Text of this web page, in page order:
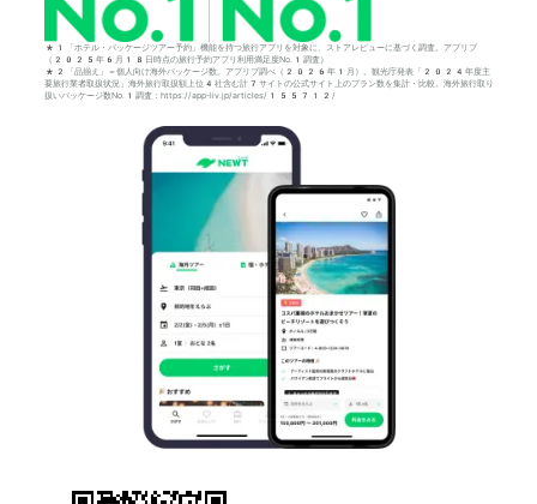
*1「ホテル・パッケージツアー予約」機能を持つ旅行アプリを対象に、ストアレビューに基づく調査。アプリブ
（2025年6月18日時点の旅行予約アプリ利用満足度No.1調査）
*2「品揃え」＝個人向け海外パッケージ数。アプリブ調べ（2026年1月）。観光庁発表「2024年度主
要旅行業者取扱状況」海外旅行取扱額上位4社含む計7サイトの公式サイト上のプラン数を集計・比較。海外旅行取り
扱いパッケージ数No.1調査：https://app-liv.jp/articles/155712/